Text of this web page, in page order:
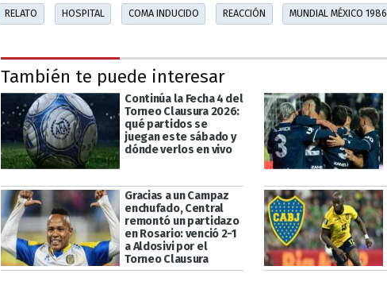
RELATO HOSPITAL COMA INDUCIDO REACCIÓN MUNDIAL MÉXICO 1986
También te puede interesar
Continúa la Fecha 4 del
Torneo Clausura 2026:
qué partidos se
juegan este sábado y
dónde verlos en vivo
Gracias a un Campaz
enchufado, Central
remontó un partidazo
en Rosario: venció 2-1
a Aldosivi por el
Torneo Clausura